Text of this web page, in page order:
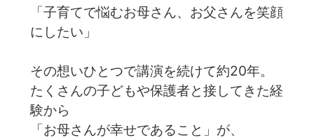
「子育てで悩むお母さん、お父さんを笑顔
にしたい」
その想いひとつで講演を続けて約20年。
たくさんの子どもや保護者と接してきた経
験から
「お母さんが幸せであること」が、